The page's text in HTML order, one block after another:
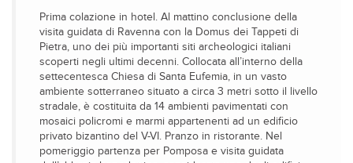
Prima colazione in hotel. Al mattino conclusione della
visita guidata di Ravenna con la Domus dei Tappeti di
Pietra, uno dei più importanti siti archeologici italiani
scoperti negli ultimi decenni. Collocata all’interno della
settecentesca Chiesa di Santa Eufemia, in un vasto
ambiente sotterraneo situato a circa 3 metri sotto il livello
stradale, è costituita da 14 ambienti pavimentati con
mosaici policromi e marmi appartenenti ad un edificio
privato bizantino del V-VI. Pranzo in ristorante. Nel
pomeriggio partenza per Pomposa e visita guidata